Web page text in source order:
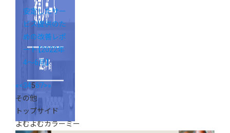
安定したサー
ビス提供のた
めの改善レポ
ート【2022年
4〜6月】
«<34567>»
その他
トップサイド
よむよむカラーミー